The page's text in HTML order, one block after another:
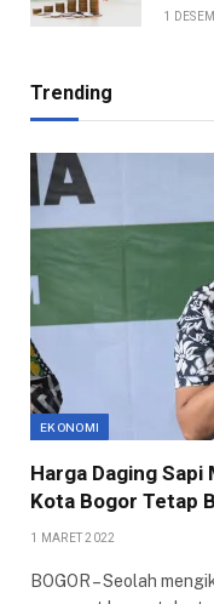
1
Trending
EKONOMI
Harga Daging
Kota Bogor Tetap
1 MARET 2022
BOGOR – Seolah